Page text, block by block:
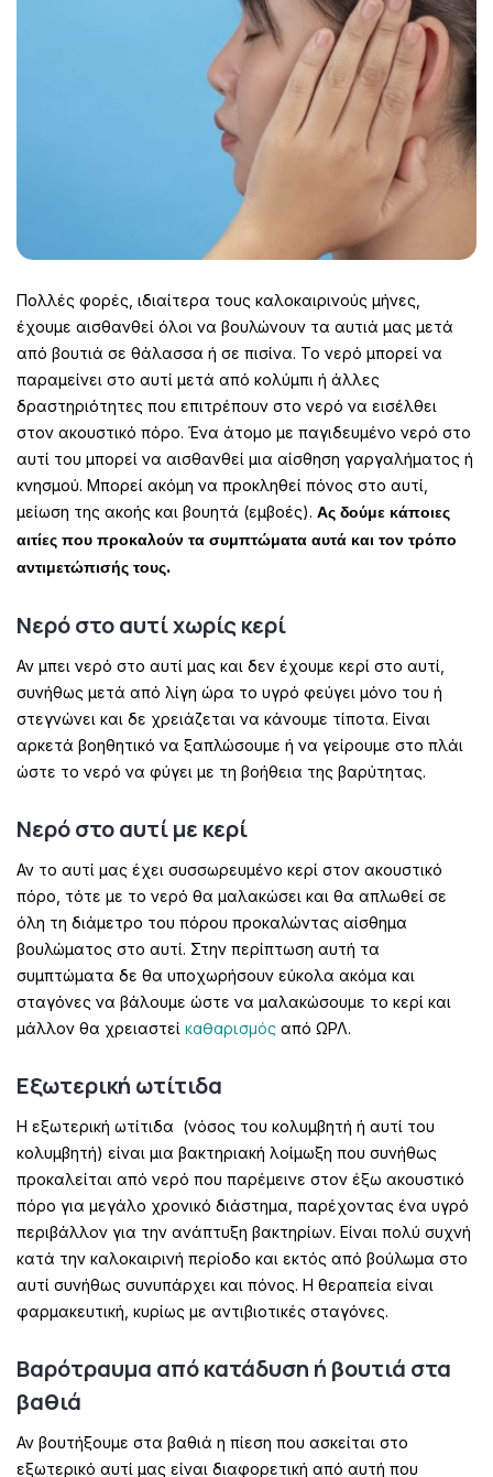
Πολλές φορές, ιδιαίτερα τους καλοκαιρινούς μήνες,
έχουμε αισθανθεί όλοι να βουλώνουν τα αυτιά μας μετά
από βουτιά σε θάλασσα ή σε πισίνα. Το νερό μπορεί να
παραμείνει στο αυτί μετά από κολύμπι ή άλλες
δραστηριότητες που επιτρέπουν στο νερό να εισέλθει
στον ακουστικό πόρο. Ένα άτομο με παγιδευμένο νερό στο
αυτί του μπορεί να αισθανθεί μια αίσθηση γαργαλήματος ή
κνησμού. Μπορεί ακόμη να προκληθεί πόνος στο αυτί,
μείωση της ακοής και βουητά (εμβοές). Ας δούμε κάποιες
αιτίες που προκαλούν τα συμπτώματα αυτά και τον τρόπο
αντιμετώπισής τους.
Νερό στο αυτί χωρίς κερί
Αν μπει νερό στο αυτί μας και δεν έχουμε κερί στο αυτί,
συνήθως μετά από λίγη ώρα το υγρό φεύγει μόνο του ή
στεγνώνει και δε χρειάζεται να κάνουμε τίποτα. Είναι
αρκετά βοηθητικό να ξαπλώσουμε ή να γείρουμε στο πλάι
ώστε το νερό να φύγει με τη βοήθεια της βαρύτητας.
Νερό στο αυτί με κερί
Αν το αυτί μας έχει συσσωρευμένο κερί στον ακουστικό
πόρο, τότε με το νερό θα μαλακώσει και θα απλωθεί σε
όλη τη διάμετρο του πόρου προκαλώντας αίσθημα
βουλώματος στο αυτί. Στην περίπτωση αυτή τα
συμπτώματα δε θα υποχωρήσουν εύκολα ακόμα και
σταγόνες να βάλουμε ώστε να μαλακώσουμε το κερί και
μάλλον θα χρειαστεί καθαρισμός από ΩΡΛ.
Εξωτερική ωτίτιδα
Η εξωτερική ωτίτιδα (νόσος του κολυμβητή ή αυτί του
κολυμβητή) είναι μια βακτηριακή λοίμωξη που συνήθως
προκαλείται από νερό που παρέμεινε στον έξω ακουστικό
πόρο για μεγάλο χρονικό διάστημα, παρέχοντας ένα υγρό
περιβάλλον για την ανάπτυξη βακτηρίων. Είναι πολύ συχνή
κατά την καλοκαιρινή περίοδο και εκτός από βούλωμα στο
αυτί συνήθως συνυπάρχει και πόνος. Η θεραπεία είναι
φαρμακευτική, κυρίως με αντιβιοτικές σταγόνες.
Βαρότραυμα από κατάδυση ή βουτιά στα
βαθιά
Αν βουτήξουμε στα βαθιά η πίεση που ασκείται στο
εξωτερικό αυτί μας είναι διαφορετική από αυτή που